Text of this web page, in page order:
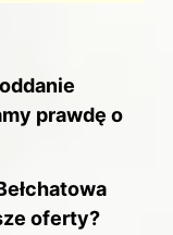
prawdę o
oferty?